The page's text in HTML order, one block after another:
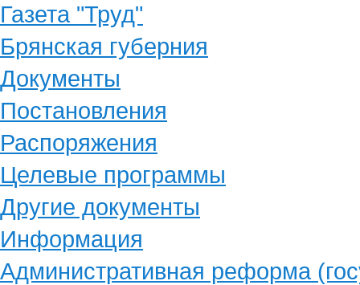
Газета "Труд"
Брянская губерния
Документы
Постановления
Распоряжения
Целевые программы
Другие документы
Информация
Административная реформа